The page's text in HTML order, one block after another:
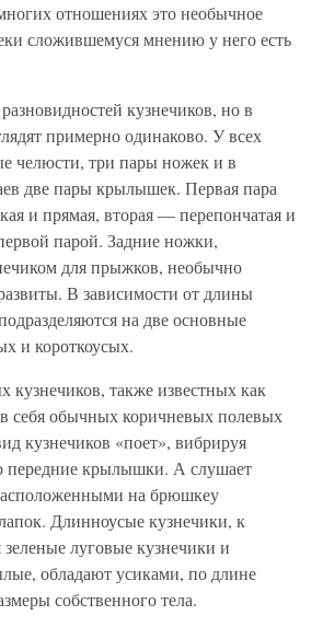
отношениях это необычное
сложившемуся мнению у него есть
кузнечиков, но в
примерно одинаково. У всех
челюсти, три пары ножек и в
две пары крылышек. Первая пара
и прямая, вторая — перепончатая и
парой. Задние ножки,
для прыжков, необычно
В зависимости от длины
на две основные
и короткоусых.
кузнечиков, также известных как
себя обычных коричневых полевых
кузнечиков «поет», вибрируя
передние крылышки. А слушает
на брюшкеу
Длинноусые кузнечики, к
луговые кузнечики и
обладают усиками, по длине
собственного тела.